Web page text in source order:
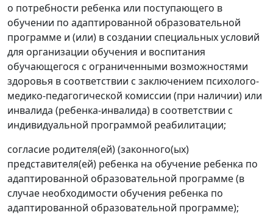
о потребности ребенка или поступающего в
обучении по адаптированной образовательной
программе и (или) в создании специальных условий
для организации обучения и воспитания
обучающегося с ограниченными возможностями
здоровья в соответствии с заключением психолого-
медико-педагогической комиссии (при наличии) или
инвалида (ребенка-инвалида) в соответствии с
индивидуальной программой реабилитации;
согласие родителя(ей) (законного(ых)
представителя(ей) ребенка на обучение ребенка по
адаптированной образовательной программе (в
случае необходимости обучения ребенка по
адаптированной образовательной программе);